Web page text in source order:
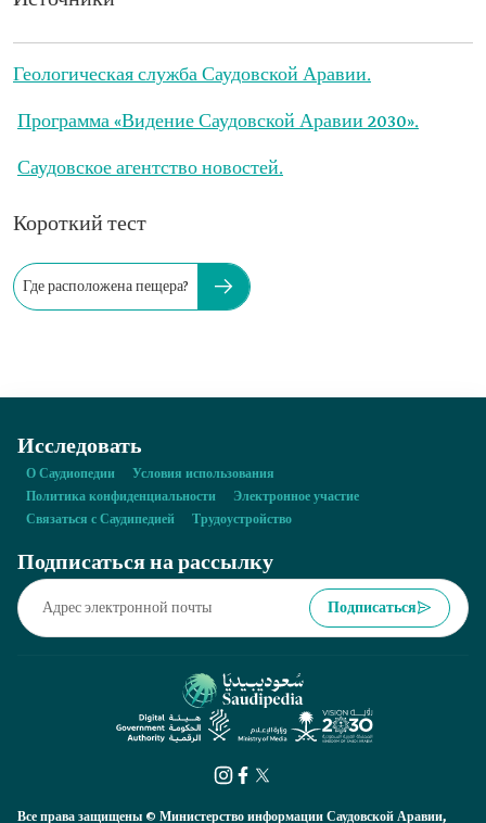
Геологическая служба Саудовской Аравии.
Программа «Видение Саудовской Аравии 2030».
Саудовское агентство новостей.
Короткий тест
Где расположена пещера?
Исследовать
О Саудиопедии
Условия использования
Политика конфиденциальности
Электронное участие
Связаться с Саудипедией
Трудоустройство
Подписаться на рассылку
Подписаться
Все права защищены © Министерство информации Саудовской Аравии,